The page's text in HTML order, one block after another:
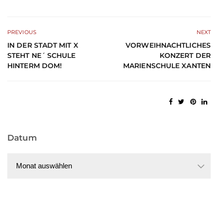
PREVIOUS
IN DER STADT MIT X
STEHT NE´ SCHULE
HINTERM DOM!
NEXT
VORWEIHNACHTLICHES
KONZERT DER
MARIENSCHULE XANTEN
Datum